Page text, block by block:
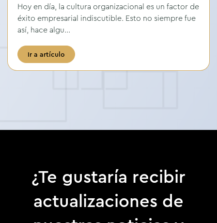
Hoy en día, la cultura organizacional es un factor de
éxito empresarial indiscutible. Esto no siempre fue
así, hace algu...
Ir a artículo
¿Te gustaría recibir
actualizaciones de